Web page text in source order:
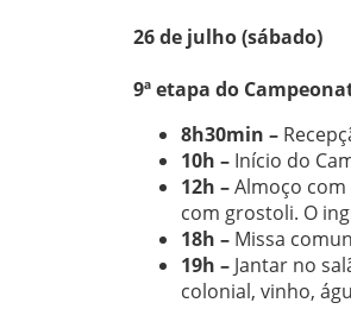
26 de julho (sábado)
9ª etapa do
8h30min –
10h – Início do
12h –Almoço
com grostoli. O
18h – Missa
19h – Jantar no
colonial, vinho,